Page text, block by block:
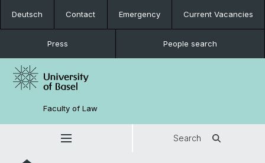
Deutsch Contact Emergency Current Vacancies
Press People search
Faculty of Law
Search